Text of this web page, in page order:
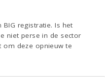
registratie. Is het
niet perse in de sector
om deze opnieuw te